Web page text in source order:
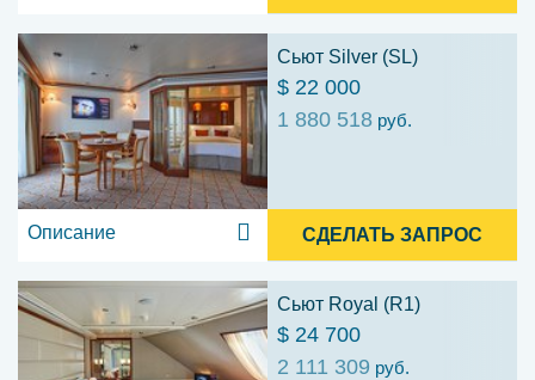
Сьют Silver (SL)
$ 22 000
1 880 518 руб.
Описание СДЕЛАТЬ ЗАПРОС
Сьют Royal (R1)
$ 24 700
2 111 309 руб.